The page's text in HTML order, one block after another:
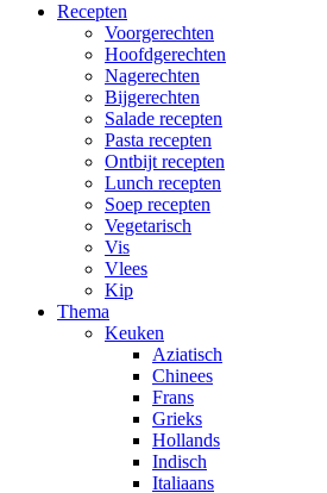
Recepten
Voorgerechten
Hoofdgerechten
Nagerechten
Bijgerechten
Salade recepten
Pasta recepten
Ontbijt recepten
Lunch recepten
Soep recepten
Vegetarisch
Vis
Vlees
Kip
Thema
Keuken
Aziatisch
Chinees
Frans
Grieks
Hollands
Indisch
Italiaans